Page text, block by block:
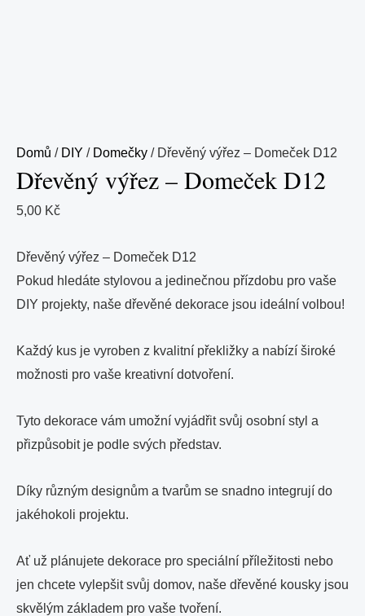
Domů / DIY / Domečky / Dřevěný výřez – Domeček D12
Dřevěný výřez – Domeček D12
5,00 Kč
Dřevěný výřez – Domeček D12
Pokud hledáte stylovou a jedinečnou přízdobu pro vaše
DIY projekty, naše dřevěné dekorace jsou ideální volbou!
Každý kus je vyroben z kvalitní překližky a nabízí široké
možnosti pro vaše kreativní dotvoření.
Tyto dekorace vám umožní vyjádřit svůj osobní styl a
přizpůsobit je podle svých představ.
Díky různým designům a tvarům se snadno integrují do
jakéhokoli projektu.
Ať už plánujete dekorace pro speciální příležitosti nebo
jen chcete vylepšit svůj domov, naše dřevěné kousky jsou
skvělým základem pro vaše tvoření.